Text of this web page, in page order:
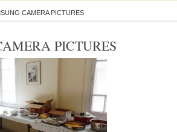
CAMERA PICTURES
PICTURES